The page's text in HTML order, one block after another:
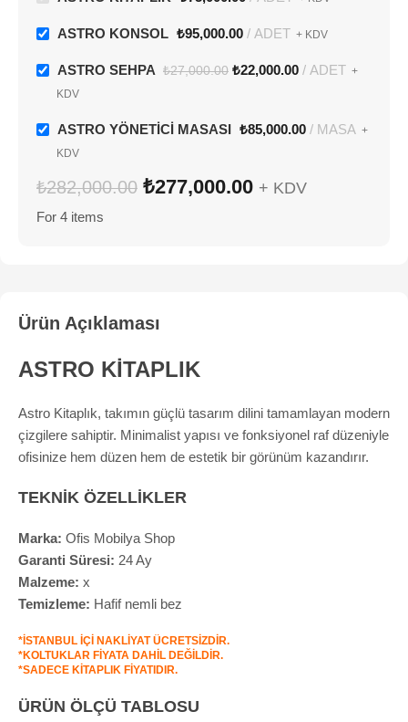
ASTRO KONSOL ₺95,000.00 ADET + KDV
ASTRO SEHPA ₺27,000.00 ₺22,000.00 ADET +
KDV
ASTRO YÖNETİCİ MASASI ₺85,000.00 MASA +
KDV
₺282,000.00 ₺277,000.00 + KDV
For 4 items
Ürün Açıklaması
ASTRO KİTAPLIK
Astro Kitaplık, takımın güçlü tasarım dilini tamamlayan modern
çizgilere sahiptir. Minimalist yapısı ve fonksiyonel raf düzeniyle
ofisinize hem düzen hem de estetik bir görünüm kazandırır.
TEKNİK ÖZELLİKLER
Marka: Ofis Mobilya Shop
Garanti Süresi: 24 Ay
Malzeme: x
Temizleme: Hafif nemli bez
*İSTANBUL İÇİ NAKLİYAT ÜCRETSİZDİR.
*KOLTUKLAR FİYATA DAHİL DEĞİLDİR.
*SADECE KİTAPLIK FİYATIDIR.
ÜRÜN ÖLÇÜ TABLOSU